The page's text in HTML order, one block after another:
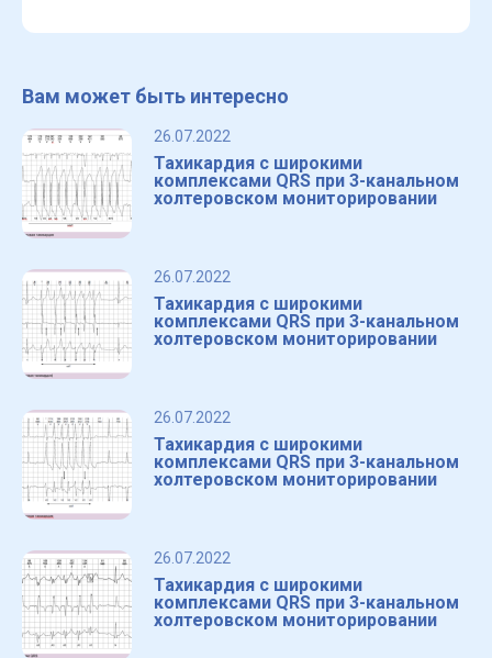
Вам может быть интересно
26.07.2022
Тахикардия с широкими
комплексами QRS при 3-канальном
холтеровском мониторировании
26.07.2022
Тахикардия с широкими
комплексами QRS при 3-канальном
холтеровском мониторировании
26.07.2022
Тахикардия с широкими
комплексами QRS при 3-канальном
холтеровском мониторировании
26.07.2022
Тахикардия с широкими
комплексами QRS при 3-канальном
холтеровском мониторировании